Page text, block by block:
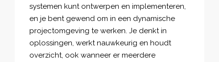
systemen kunt ontwerpen en implementeren,
en je bent gewend om in een dynamische
projectomgeving te werken. Je denkt in
oplossingen, werkt nauwkeurig en houdt
overzicht, ook wanneer er meerdere